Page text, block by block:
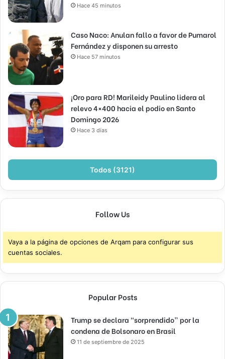
Hace 45 minutos
Caso Naco: Anulan fallo a favor de Pumarol
Fernández y disponen su arresto
Hace 57 minutos
¡Oro para RD! Marileidy Paulino lidera al
relevo 4×400 hacia el podio en Santo
Domingo 2026
Hace 3 días
Todos (3121)
Follow Us
Vaya a la página de opciones de Arqam para configurar sus
cuentas sociales.
Popular Posts
Trump se declara “sorprendido” por la
condena de Bolsonaro en Brasil
11 de septiembre de 2025